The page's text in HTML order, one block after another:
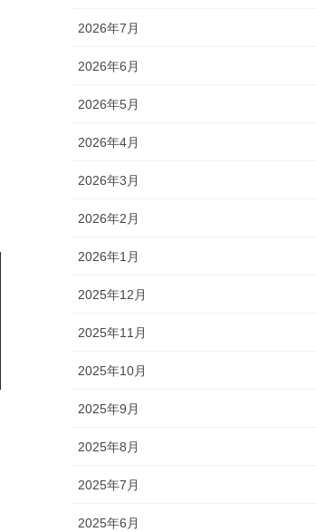
2026年7月
2026年6月
2026年5月
2026年4月
2026年3月
2026年2月
2026年1月
2025年12月
2025年11月
2025年10月
2025年9月
2025年8月
2025年7月
2025年6月